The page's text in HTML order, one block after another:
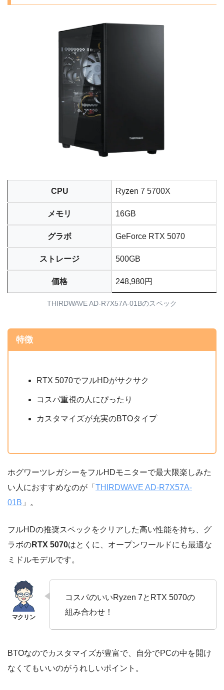
CPU Ryzen 7 5700X
メモリ 16GB
グラボ GeForce RTX 5070
ストレージ 500GB
価格 248,980円
THIRDWAVE AD-R7X57A-01Bのスペック
特徴
RTX 5070でフルHDがサクサク
コスパ重視の人にぴったり
カスタマイズが充実のBTOタイプ
ホグワーツレガシーをフルHDモニターで最大限楽しみた
い人におすすめなのが「 THIRDWAVE AD-R7X57A-
01B 」。
フルHDの推奨スペックをクリアした高い性能を持ち、グ
ラボのRTX 5070はとくに、オープンワールドにも最適な
ミドルモデルです。
コスパのいいRyzen 7とRTX 5070の
組み合わせ！
BTOなのでカスタマイズが豊富で、自分でPCの中を開け
なくてもいいのがうれしいポイント。